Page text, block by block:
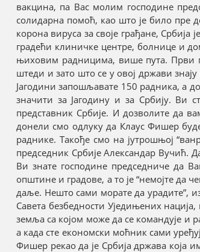
вакцина, па Вас молим господине
солидарна помоћ, као што је било пре
корона вируса за своје грађане,
градећи клиничке центре, болнице и
њиховим радницима, више пута. Први
штеди и зато што се у овој држави
Јагодини запошљавате 150 радника, а
значити за Јагодину и за Србију.
представник Србије. И дозволите да
донели смо одлуку да Клаус Фишер
раднике. Такође смо на јутрошњој
председник Србије Александар Вучић.
Ви знате господине председниче да
општине и градове, а то је “немојте да
даље. Нешто сами морате да урадите”,
Савета безбедности Уједињених
земља са којом може да се командује и
а када сте економски моћник сами
Фишер рекао да је Србија држава која